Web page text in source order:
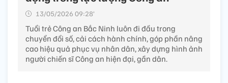
13/05/2026 09:28’
Tuổi trẻ Công an Bắc Ninh luôn đi đầu trong
chuyển đổi số, cải cách hành chính, góp phần nâng
cao hiệu quả phục vụ nhân dân, xây dựng hình ảnh
người chiến sĩ Công an hiện đại, gần dân.